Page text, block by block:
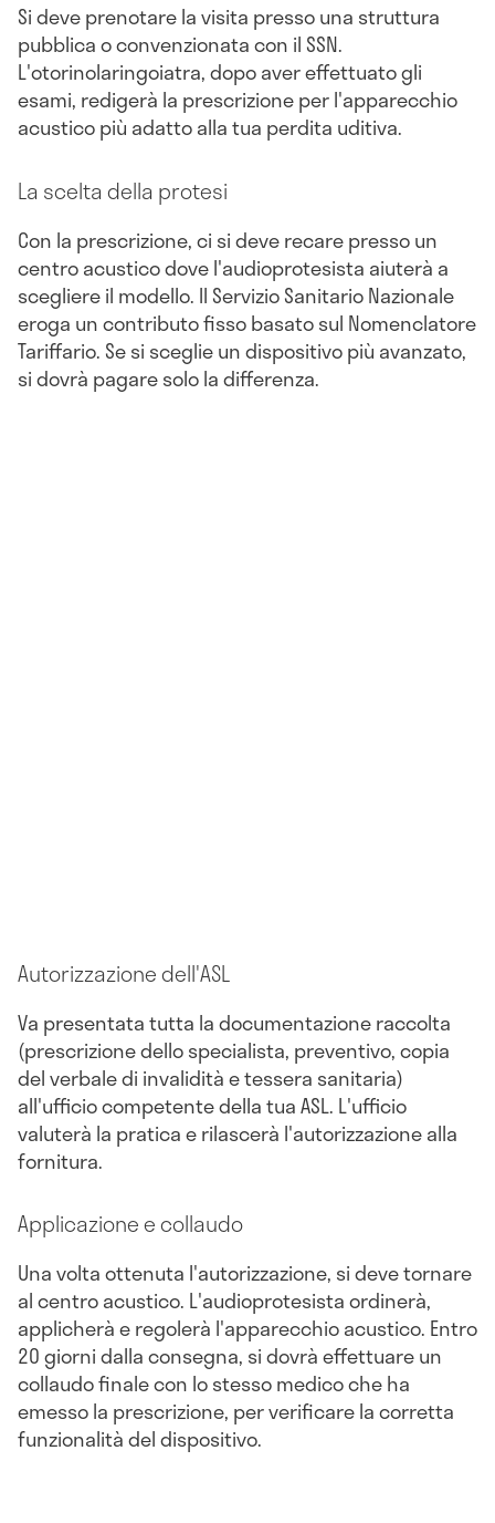
Si deve prenotare la visita presso una struttura
pubblica o convenzionata con il SSN.
L'otorinolaringoiatra, dopo aver effettuato gli
esami, redigerà la prescrizione per l'apparecchio
acustico più adatto alla tua perdita uditiva.
La scelta della protesi
Con la prescrizione, ci si deve recare presso un
centro acustico dove l'audioprotesista aiuterà a
scegliere il modello. Il Servizio Sanitario Nazionale
eroga un contributo fisso basato sul Nomenclatore
Tariffario. Se si sceglie un dispositivo più avanzato,
si dovrà pagare solo la differenza.
Autorizzazione dell'ASL
Va presentata tutta la documentazione raccolta
(prescrizione dello specialista, preventivo, copia
del verbale di invalidità e tessera sanitaria)
all'ufficio competente della tua ASL. L'ufficio
valuterà la pratica e rilascerà l'autorizzazione alla
fornitura.
Applicazione e collaudo
Una volta ottenuta l'autorizzazione, si deve tornare
al centro acustico. L'audioprotesista ordinerà,
applicherà e regolerà l'apparecchio acustico. Entro
20 giorni dalla consegna, si dovrà effettuare un
collaudo finale con lo stesso medico che ha
emesso la prescrizione, per verificare la corretta
funzionalità del dispositivo.